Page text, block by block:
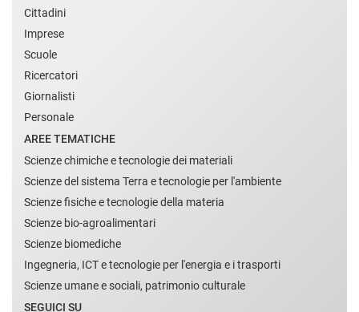
Cittadini
Imprese
Scuole
Ricercatori
Giornalisti
Personale
AREE TEMATICHE
Scienze chimiche e tecnologie dei materiali
Scienze del sistema Terra e tecnologie per l'ambiente
Scienze fisiche e tecnologie della materia
Scienze bio-agroalimentari
Scienze biomediche
Ingegneria, ICT e tecnologie per l'energia e i trasporti
Scienze umane e sociali, patrimonio culturale
SEGUICI SU